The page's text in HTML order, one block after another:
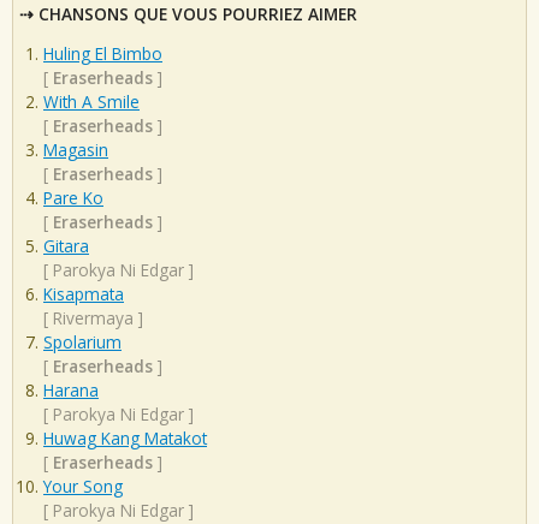
CHANSONS QUE VOUS POURRIEZ AIMER
Huling El Bimbo
[ Eraserheads ]
With A Smile
[ Eraserheads ]
Magasin
[ Eraserheads ]
Pare Ko
[ Eraserheads ]
Gitara
[ Parokya Ni Edgar ]
Kisapmata
[ Rivermaya ]
Spolarium
[ Eraserheads ]
Harana
[ Parokya Ni Edgar ]
Huwag Kang Matakot
[ Eraserheads ]
Your Song
[ Parokya Ni Edgar ]